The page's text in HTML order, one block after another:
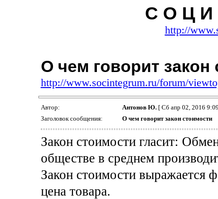
С О Ц И
http://
О чем говорит закон
http://www.socintegrum.ru/forum/
Автор: Антонов Ю.[ Сб апр 02, 2016
Заголовок сообщения:
О чем говорит закон стоимости
Закон стоимости гласит:
обществе в среднем
Закон стоимости
цена товара.